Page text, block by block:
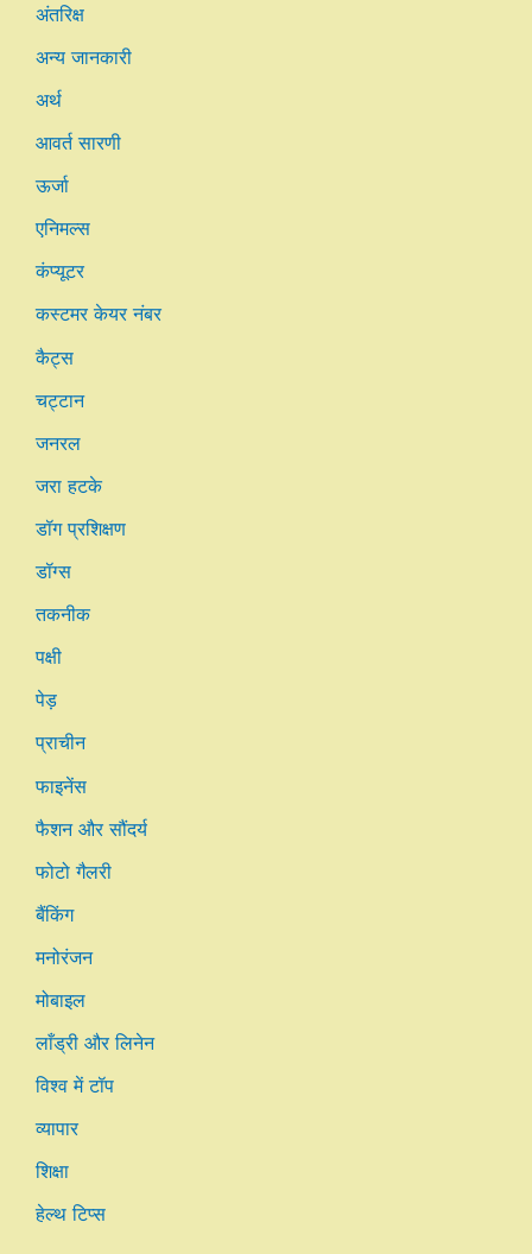
अंतरिक्ष
अन्य जानकारी
अर्थ
आवर्त सारणी
ऊर्जा
एनिमल्स
कंप्यूटर
कस्टमर केयर नंबर
कैट्स
चट्टान
जनरल
जरा हटके
डॉग प्रशिक्षण
डॉग्स
तकनीक
पक्षी
पेड़
प्राचीन
फाइनेंस
फैशन और सौंदर्य
फोटो गैलरी
बैंकिंग
मनोरंजन
मोबाइल
लाँड्री और लिनेन
विश्व में टॉप
व्यापार
शिक्षा
हेल्थ टिप्स